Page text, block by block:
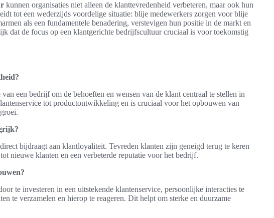
kunnen organisaties niet alleen de klanttevredenheid verbeteren, maar ook hun
tot een wederzijds voordelige situatie: blije medewerkers zorgen voor blije
als een fundamentele benadering, verstevigen hun positie in de markt en
dat de focus op een klantgerichte bedrijfscultuur cruciaal is voor toekomstig
een bedrijf om de behoeften en wensen van de klant centraal te stellen in
tot productontwikkeling en is cruciaal voor het opbouwen van
bijdraagt aan klantloyaliteit. Tevreden klanten zijn geneigd terug te keren
nieuwe klanten en een verbeterde reputatie voor het bedrijf.
te investeren in een uitstekende klantenservice, persoonlijke interacties te
te verzamelen en hierop te reageren. Dit helpt om sterke en duurzame